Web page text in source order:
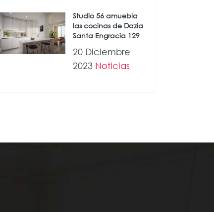
Studio 56 amuebla
las cocinas de Dazia
Santa Engracia 129
20 Diciembre
2023 Noticias